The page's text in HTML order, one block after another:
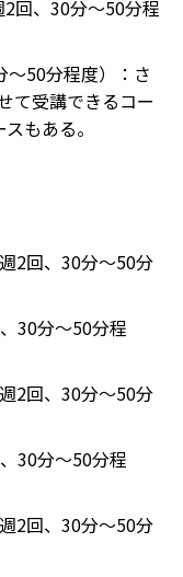
回、30分～50分程
～50分程度）：さ
て受講できるコー
もある。
2回、30分～50分
30分～50分程
2回、30分～50分
30分～50分程
2回、30分～50分